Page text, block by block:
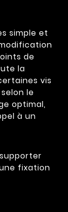
simple et
de
la
vis
le
optimal,
à un
fixation